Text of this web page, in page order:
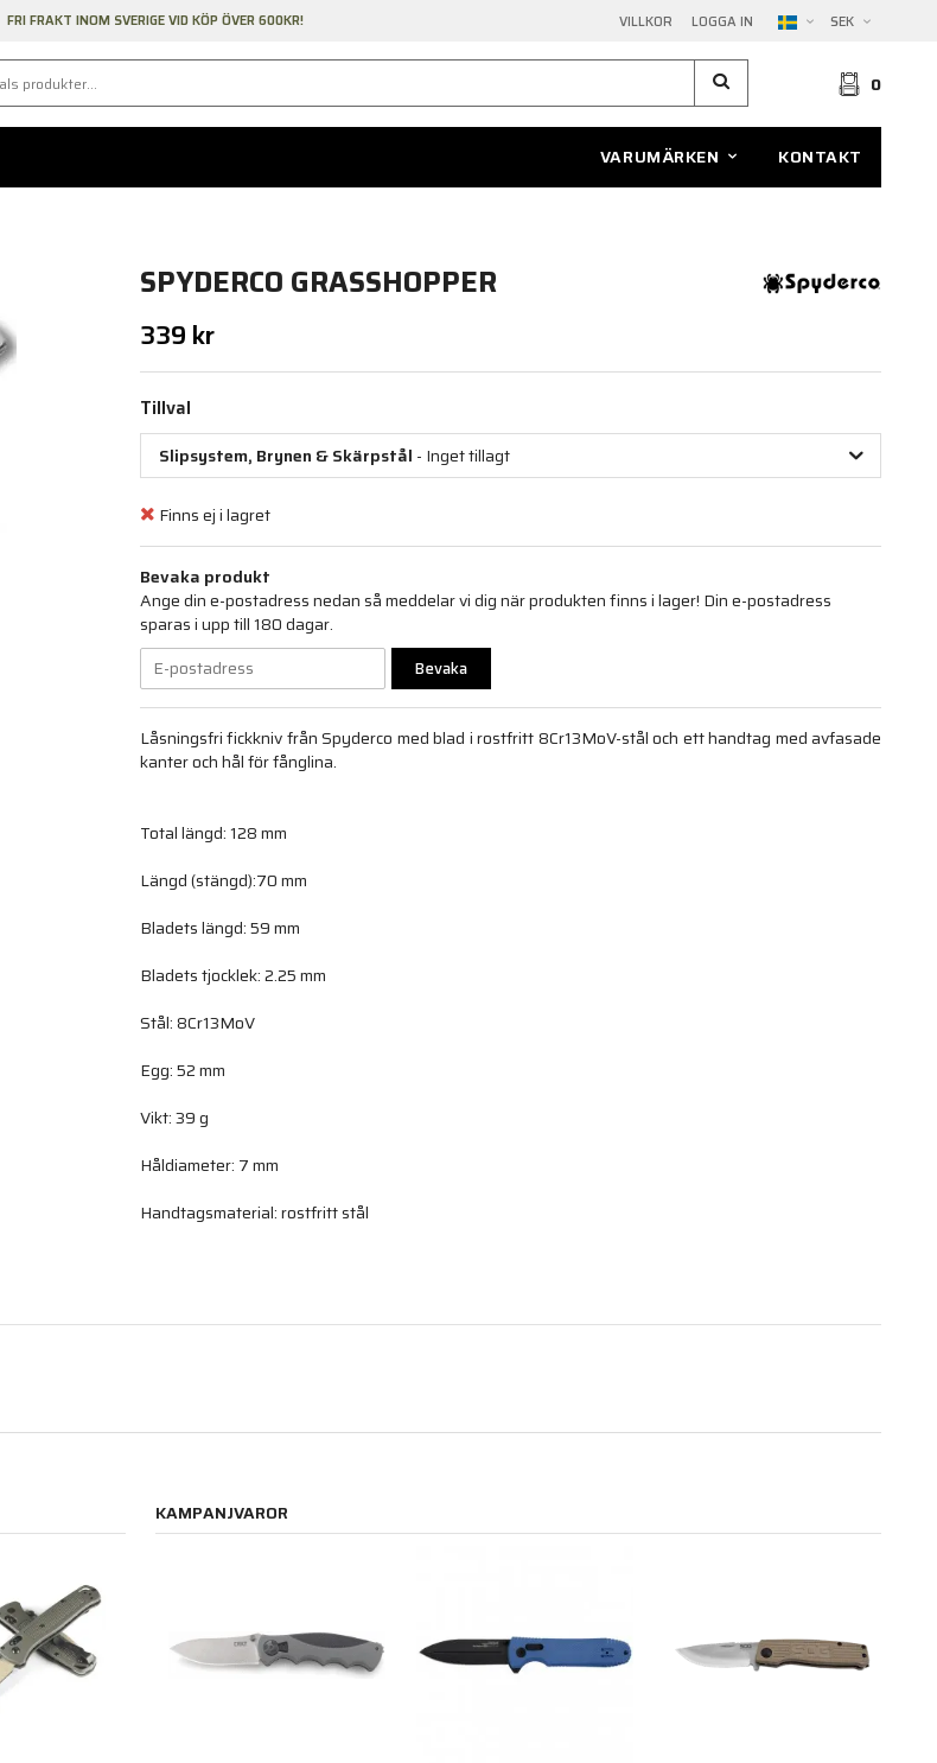
VILLKOR LOGGA IN SEK
FRI FRAKT INOM SVERIGE VID KÖP ÖVER 600KR!
0
VARUMÄRKEN KONTAKT
SPYDERCO GRASSHOPPER
339 kr
Tillval
Slipsystem, Brynen & Skärpstål - Inget tillagt
Finns ej i lagret
Bevaka produkt
Ange din e-postadress nedan så meddelar vi dig när produkten finns i lager! Din e-postadress
sparas i upp till 180 dagar.
Bevaka
Låsningsfri fickkniv från Spyderco med blad i rostfritt 8Cr13MoV-stål och ett handtag med avfasade
kanter och hål för fånglina.
Total längd: 128 mm
Längd (stängd):70 mm
Bladets längd: 59 mm
Bladets tjocklek: 2.25 mm
Stål: 8Cr13MoV
Egg: 52 mm
Vikt: 39 g
Håldiameter: 7 mm
Handtagsmaterial: rostfritt stål
KAMPANJVAROR